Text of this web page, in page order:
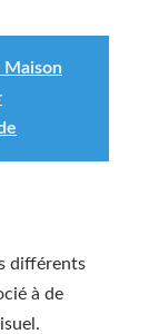
Maison
différents
à de